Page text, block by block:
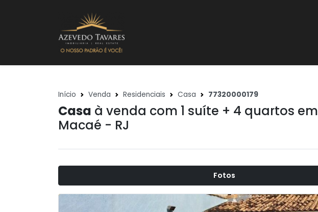
Início Venda Residenciais Casa 77320000179
Casa à venda com 1 suíte + 4 quartos em
Macaé - RJ
Fotos